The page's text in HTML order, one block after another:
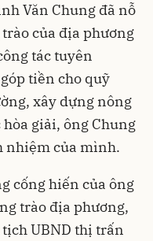
Văn Chung đã nỗ
của địa phương
tác tuyên
tiền cho quỹ
xây dựng nông
giải, ông Chung
nhiệm của mình.
cống hiến của ông
trào địa phương,
UBND thị trấn